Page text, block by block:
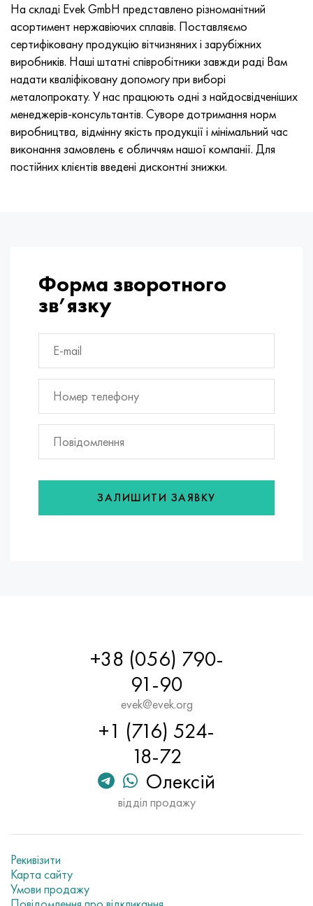
На складі Evek GmbH представлено різноманітний
асортимент нержавіючих сплавів. Поставляємо
сертифіковану продукцію вітчизняних і зарубіжних
виробників. Наші штатні співробітники завжди раді Вам
надати кваліфіковану допомогу при виборі
металопрокату. У нас працюють одні з найдосвідченіших
менеджерів-консультантів. Суворе дотримання норм
виробництва, відмінну якість продукції і мінімальний час
виконання замовлень є обличчям нашої компанії. Для
постійних клієнтів введені дисконтні знижки.
Форма зворотного
зв’язку
ЗАЛИШИТИ ЗАЯВКУ
+38 (056) 790-
91-90
evek@evek.org
+1 (716) 524-
18-72
Олексій
відділ продажу
Рекивізити
Карта сайту
Умови продажу